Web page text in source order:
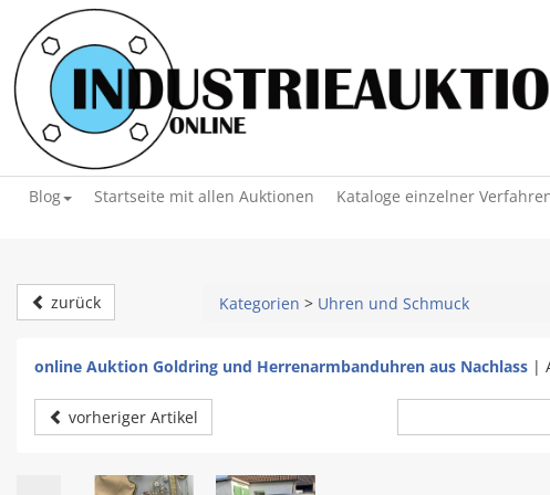
Blog Startseite mit allen Auktionen Kataloge einzelner
zurück Kategorien > Uhren und Schmuck
online Auktion Goldring und Herrenarmbanduhren aus Nachlass |
vorheriger Artikel